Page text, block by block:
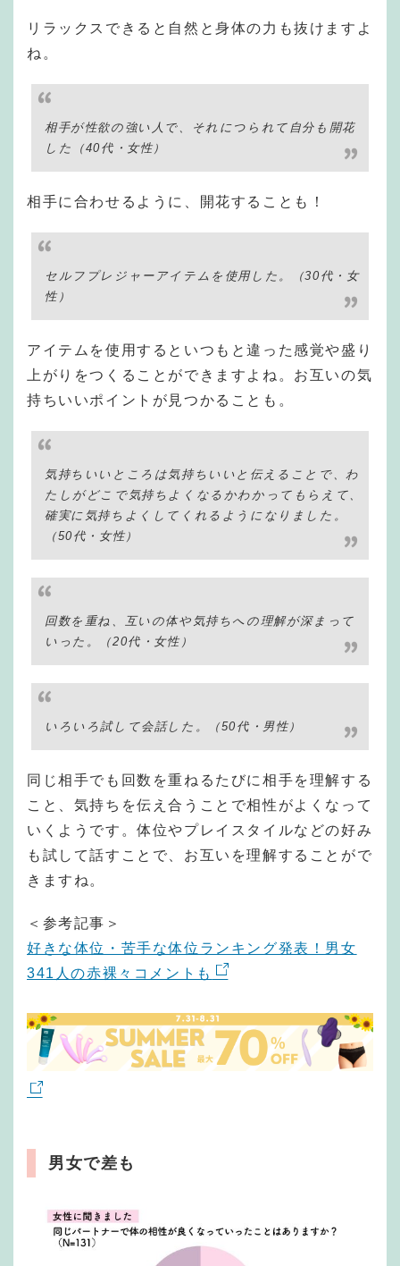
リラックスできると自然と身体の力も抜けますよ
ね。
相手が性欲の強い人で、それにつられて自分も開花
した（40代・女性）
相手に合わせるように、開花することも！
セルフプレジャーアイテムを使用した。（30代・女
性）
アイテムを使用するといつもと違った感覚や盛り
上がりをつくることができますよね。お互いの気
持ちいいポイントが見つかることも。
気持ちいいところは気持ちいいと伝えることで、わ
たしがどこで気持ちよくなるかわかってもらえて、
確実に気持ちよくしてくれるようになりました。
（50代・女性）
回数を重ね、互いの体や気持ちへの理解が深まって
いった。（20代・女性）
いろいろ試して会話した。（50代・男性）
同じ相手でも回数を重ねるたびに相手を理解する
こと、気持ちを伝え合うことで相性がよくなって
いくようです。体位やプレイスタイルなどの好み
も試して話すことで、お互いを理解することがで
きますね。
＜参考記事＞
好きな体位・苦手な体位ランキング発表！男女
341人の赤裸々コメントも
男女で差も